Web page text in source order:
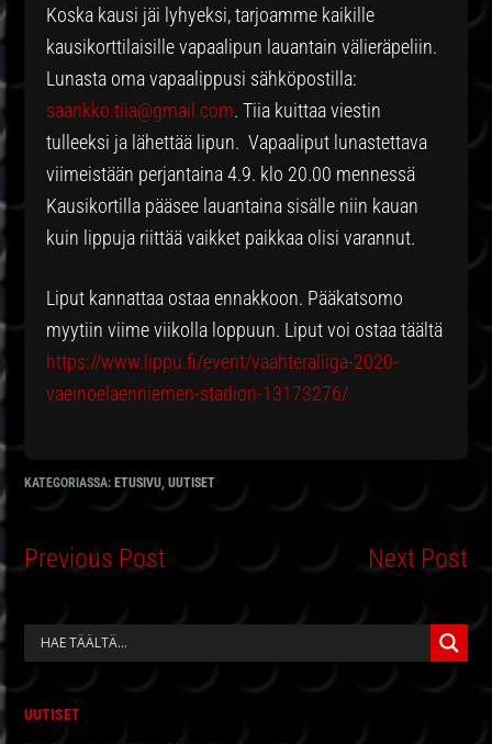
Koska kausi jäi lyhyeksi, tarjoamme kaikille
kausikorttilaisille vapaalipun lauantain välieräpeliin.
Lunasta oma vapaalippusi sähköpostilla:
saarikko.tiia@gmail.com. Tiia kuittaa viestin
tulleeksi ja lähettää lipun. Vapaaliput lunastettava
viimeistään perjantaina 4.9. klo 20.00 mennessä
Kausikortilla pääsee lauantaina sisälle niin kauan
kuin lippuja riittää vaikket paikkaa olisi varannut.
Liput kannattaa ostaa ennakkoon. Pääkatsomo
myytiin viime viikolla loppuun. Liput voi ostaa täältä
https://www.lippu.fi/event/vaahteraliiga-2020-
vaeinoelaenniemen-stadion-13173276/
KATEGORIASSA:ETUSIVU,UUTISET
Previous Post Next Post
ENSISIJAINEN
SIVUPALKKI
UUTISET